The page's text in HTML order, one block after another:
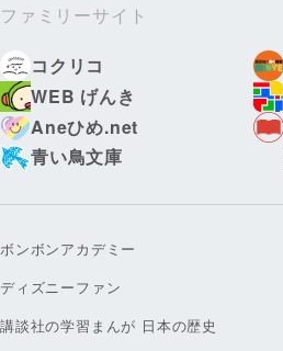
ファミリーサイト
コクリコ
WEB げんき
Aneひめ.net
青い鳥文庫
ボンボンアカデミー
ディズニーファン
講談社の学習まんが 日本の歴史